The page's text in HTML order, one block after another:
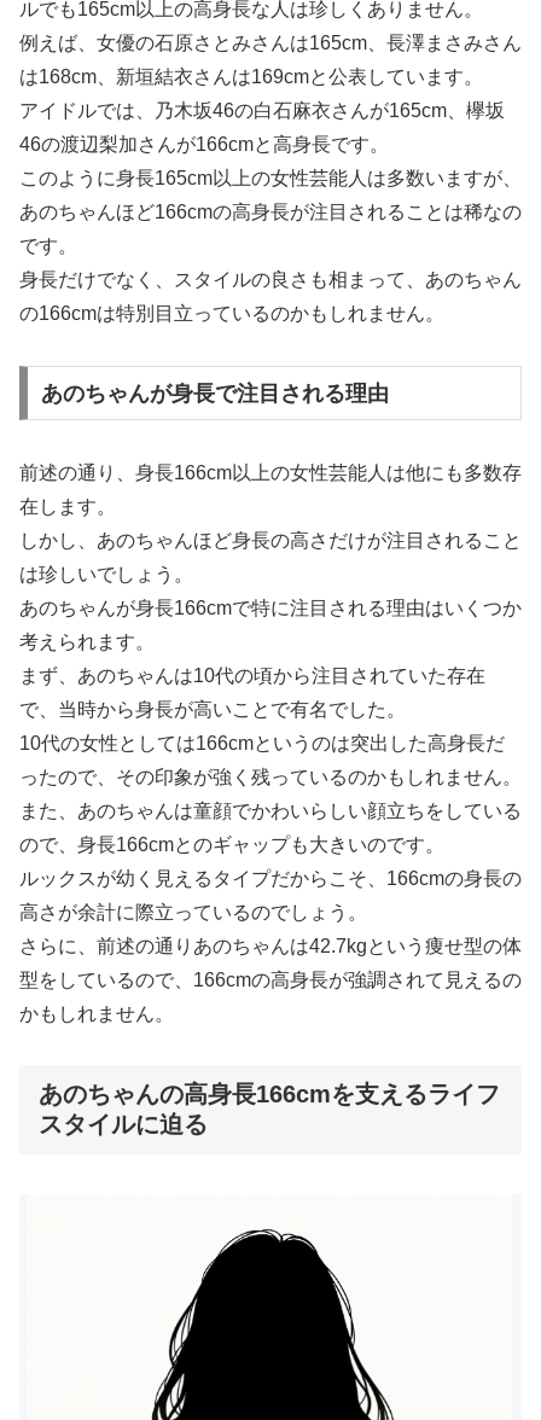
ルでも165cm以上の高身長な人は珍しくありません。
例えば、女優の石原さとみさんは165cm、長澤まさみさん
は168cm、新垣結衣さんは169cmと公表しています。
アイドルでは、乃木坂46の白石麻衣さんが165cm、欅坂
46の渡辺梨加さんが166cmと高身長です。
このように身長165cm以上の女性芸能人は多数いますが、
あのちゃんほど166cmの高身長が注目されることは稀なの
です。
身長だけでなく、スタイルの良さも相まって、あのちゃん
の166cmは特別目立っているのかもしれません。
あのちゃんが身長で注目される理由
前述の通り、身長166cm以上の女性芸能人は他にも多数存
在します。
しかし、あのちゃんほど身長の高さだけが注目されること
は珍しいでしょう。
あのちゃんが身長166cmで特に注目される理由はいくつか
考えられます。
まず、あのちゃんは10代の頃から注目されていた存在
で、当時から身長が高いことで有名でした。
10代の女性としては166cmというのは突出した高身長だ
ったので、その印象が強く残っているのかもしれません。
また、あのちゃんは童顔でかわいらしい顔立ちをしている
ので、身長166cmとのギャップも大きいのです。
ルックスが幼く見えるタイプだからこそ、166cmの身長の
高さが余計に際立っているのでしょう。
さらに、前述の通りあのちゃんは42.7kgという痩せ型の体
型をしているので、166cmの高身長が強調されて見えるの
かもしれません。
あのちゃんの高身長166cmを支えるライフ
スタイルに迫る